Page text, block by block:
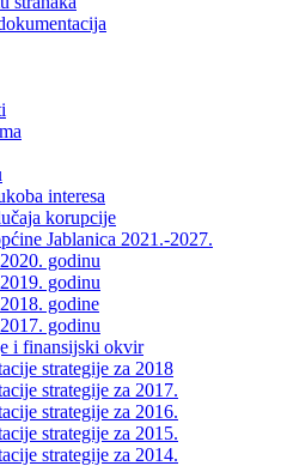
interesa
korupcije
Jablanica 2021.-2027.
godinu
godinu
godine
godinu
i finansijski okvir
strategije za 2018
strategije za 2017.
strategije za 2016.
strategije za 2015.
strategije za 2014.